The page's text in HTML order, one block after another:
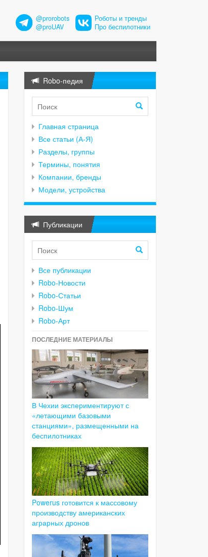
@prorobots
@proUAV
Роботы и тренды
Про беспилотники
Robo-педия
Главная страница
Все статьи (А-Я)
Разделы, группы
Термины, понятия
Компании, бренды
Модели, устройства
Публикации
Все публикации
Robo-Новости
Robo-Статьи
Robo-Шум
Robo-Арт
ПОСЛЕДНИЕ МАТЕРИАЛЫ
В Чехии экспериментируют с
«летающими базовыми
станциями», размещенными на
беспилотниках
Powerus готовится к массовому
производству американских
аграрных дронов